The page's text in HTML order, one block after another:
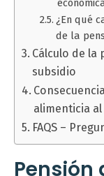
¿En qué
de la
Cálculo de la
subsidio
alimenticia
FAQS –